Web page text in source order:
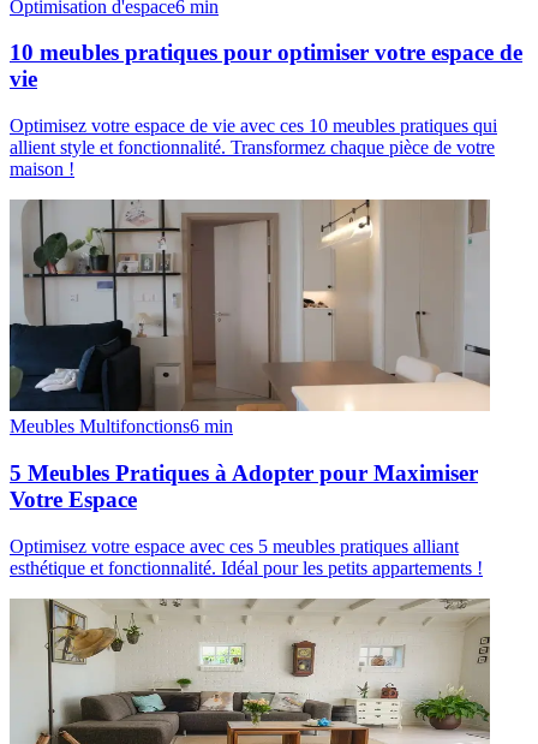
Optimisation d'espace6 min
10 meubles pratiques pour optimiser votre espace de
vie
Optimisez votre espace de vie avec ces 10 meubles pratiques qui
allient style et fonctionnalité. Transformez chaque pièce de votre
maison !
Meubles Multifonctions6 min
5 Meubles Pratiques à Adopter pour Maximiser
Votre Espace
Optimisez votre espace avec ces 5 meubles pratiques alliant
esthétique et fonctionnalité. Idéal pour les petits appartements !